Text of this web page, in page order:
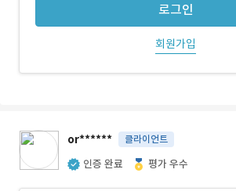
로그인
회원가입
or****** 클라이언트
인증 완료 평가 우수